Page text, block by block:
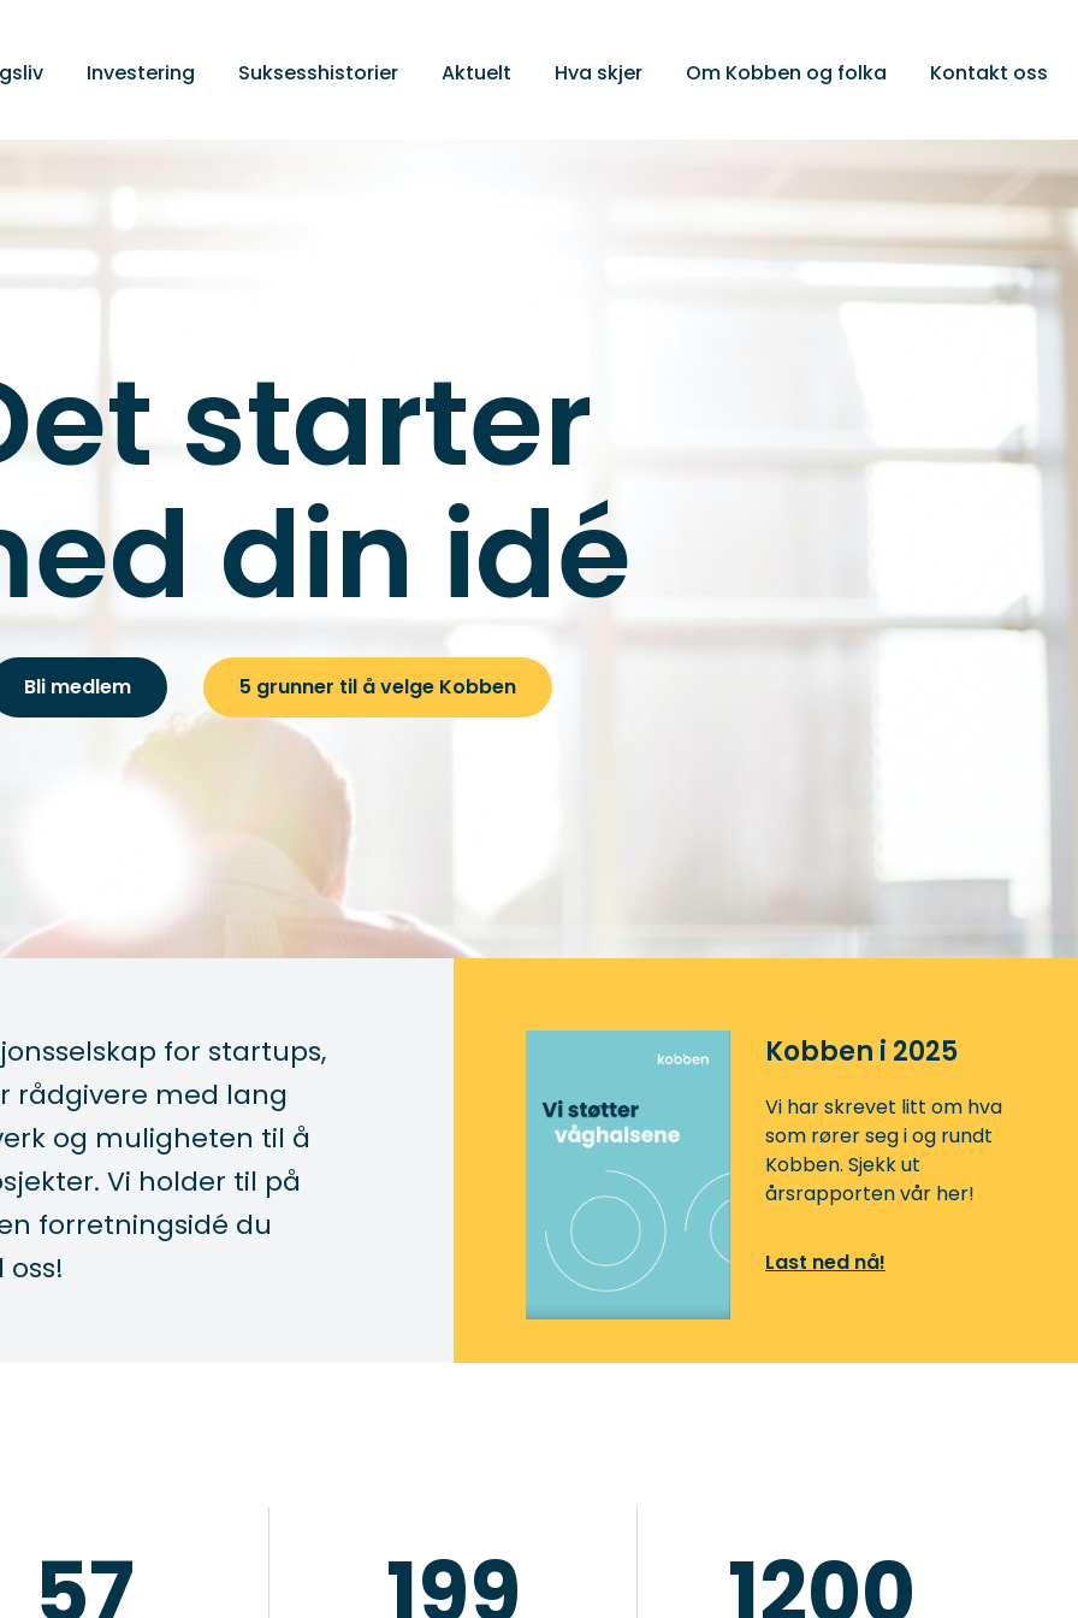
Investering Suksesshistorier Aktuelt Hva skjer Om Kobben og folka Kontakt oss
starter
din idé
Bli medlem 5 grunner til å velge Kobben
for startups,
rådgivere med lang
og muligheten til å
Vi holder til på
forretningsidé du
Kobben i 2025
Vi har skrevet litt om hva
som rører seg i og rundt
Kobben. Sjekk ut
årsrapporten vår her!
Last ned nå!
57 199 1200